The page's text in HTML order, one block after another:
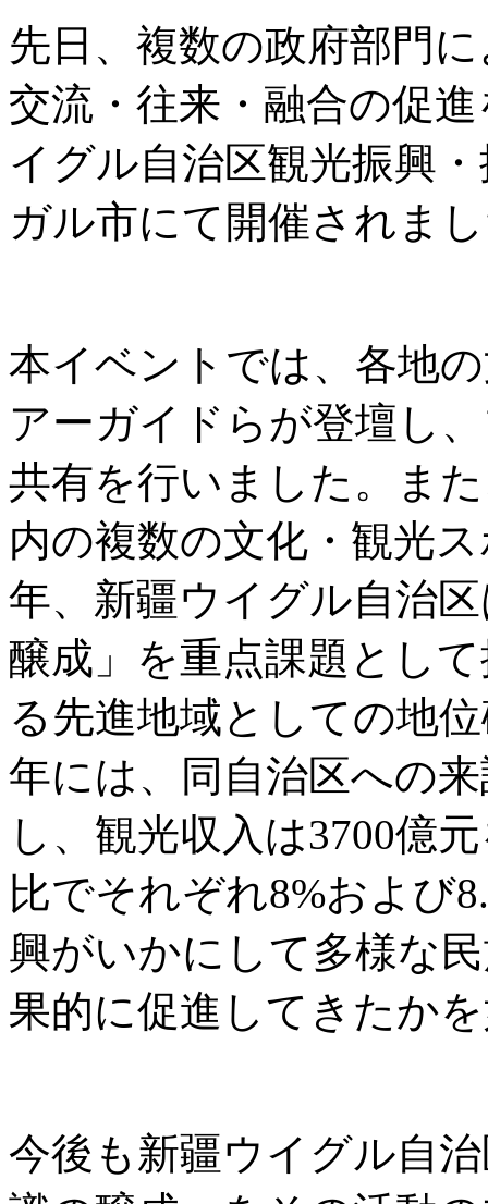
先日、複数の政府部門
交流・往来・融合の促
イグル自治区観光振興
ガル市にて開催されま
本イベントでは、各地
アーガイドらが登壇し
共有を行いました。ま
内の複数の文化・観光
年、新疆ウイグル自治
醸成」を重点課題とし
る先進地域としての地
年には、同自治区への
し、観光収入は3700億
比でそれぞれ8%および
興がいかにして多様な
果的に促進してきたか
今後も新疆ウイグル自